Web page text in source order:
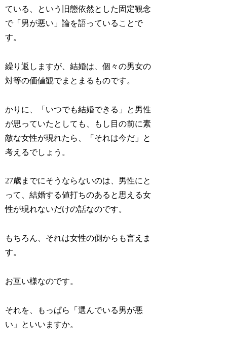
ている、という旧態依然とした固定観念
で「男が悪い」論を語っていることで
す。
繰り返しますが、結婚は、個々の男女の
対等の価値観でまとまるものです。
かりに、「いつでも結婚できる」と男性
が思っていたとしても、もし目の前に素
敵な女性が現れたら、「それは今だ」と
考えるでしょう。
27歳までにそうならないのは、男性にと
って、結婚する値打ちのあると思える女
性が現れないだけの話なのです。
もちろん、それは女性の側からも言えま
す。
お互い様なのです。
それを、もっぱら「選んでいる男が悪
い」といいますか。